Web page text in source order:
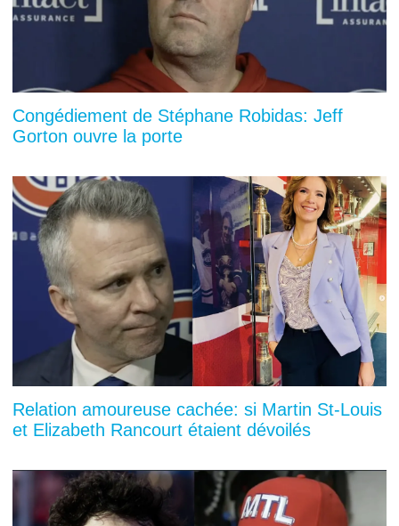
Congédiement de Stéphane Robidas: Jeff
Gorton ouvre la porte
Relation amoureuse cachée: si Martin St-Louis
et Elizabeth Rancourt étaient dévoilés